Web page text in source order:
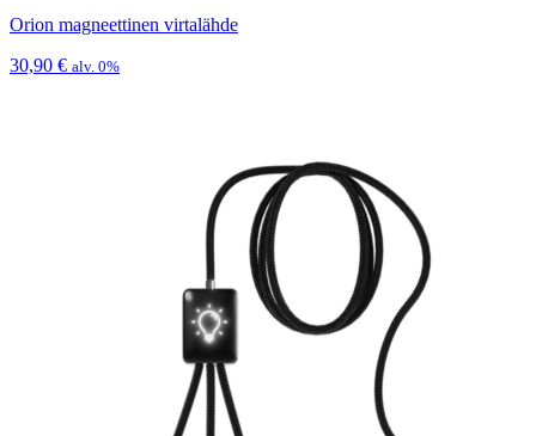
Orion magneettinen virtalähde
30,90 € alv. 0%